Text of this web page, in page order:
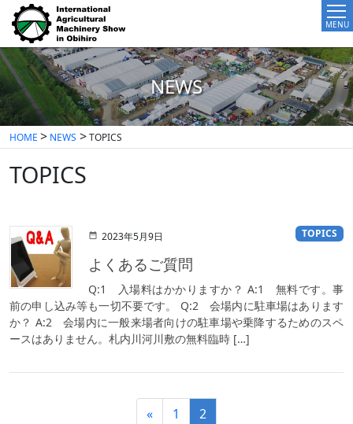
MENU
NEWS
HOME NEWS TOPICS
TOPICS
2023年5月9日 TOPICS
よくあるご質問
Q:1 入場料はかかりますか？ A:1 無料です。事
前の申し込み等も一切不要です。 Q:2 会場内に駐車場はあります
か？ A:2 会場内に一般来場者向けの駐車場や乗降するためのスペ
ースはありません。札内川河川敷の無料臨時 […]
« 1 2